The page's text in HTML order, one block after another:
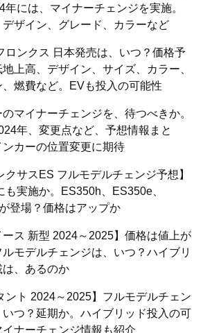
年には、マイナーチェンジを実施。
デザイン、グレード、カラーなど
ロンクス 日本発売は、いつ？価格予
上高、デザイン、サイズ、カラー、
、燃費など。EVも投入の可能性
マイナーチェンジを、待つべきか。
年、変更点など、予想情報まと
ンカーの位置変更に期待
クサスES フルモデルチェンジ予想】
も実施か。ES350h、ES350e、
登場？価格はアップか
ース 新型 2024～2025】価格は値上が
ルモデルチェンジは、いつ？ハイブリ
は、あるのか
ント 2024～2025】フルモデルチェン
いつ？延期か。ハイブリッド投入の可
ナーチェンジ情報も紹介